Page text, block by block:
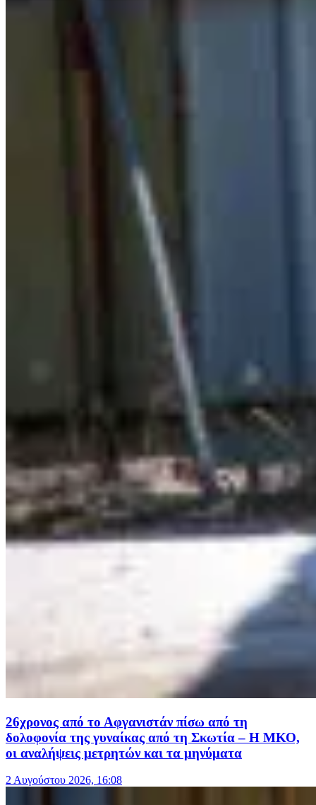
26χρονος από το Αφγανιστάν πίσω από τη
δολοφονία της γυναίκας από τη Σκωτία – Η ΜΚΟ,
οι αναλήψεις μετρητών και τα μηνύματα
2 Αυγούστου 2026, 16:08